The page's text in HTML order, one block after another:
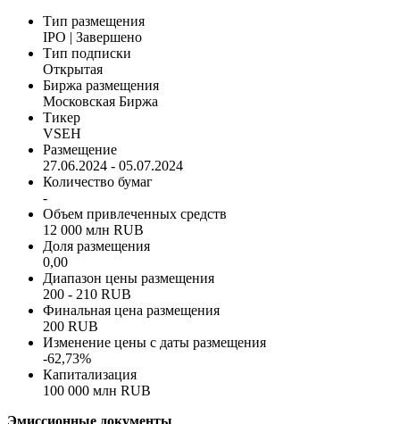
Тип размещения
IPO | Завершено
Тип подписки
Открытая
Биржа размещения
Московская Биржа
Тикер
VSEH
Размещение
27.06.2024 - 05.07.2024
Количество бумаг
-
Объем привлеченных средств
12 000 млн RUB
Доля размещения
0,00
Диапазон цены размещения
200 - 210 RUB
Финальная цена размещения
200 RUB
Изменение цены с даты размещения
-62,73%
Капитализация
100 000 млн RUB